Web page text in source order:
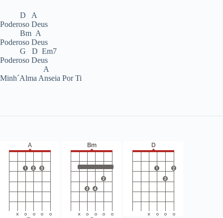
D A
Poderoso Deus
Bm A
Poderoso Deus
G D Em7
Poderoso Deus
A
Minh´Alma Anseia Por Ti